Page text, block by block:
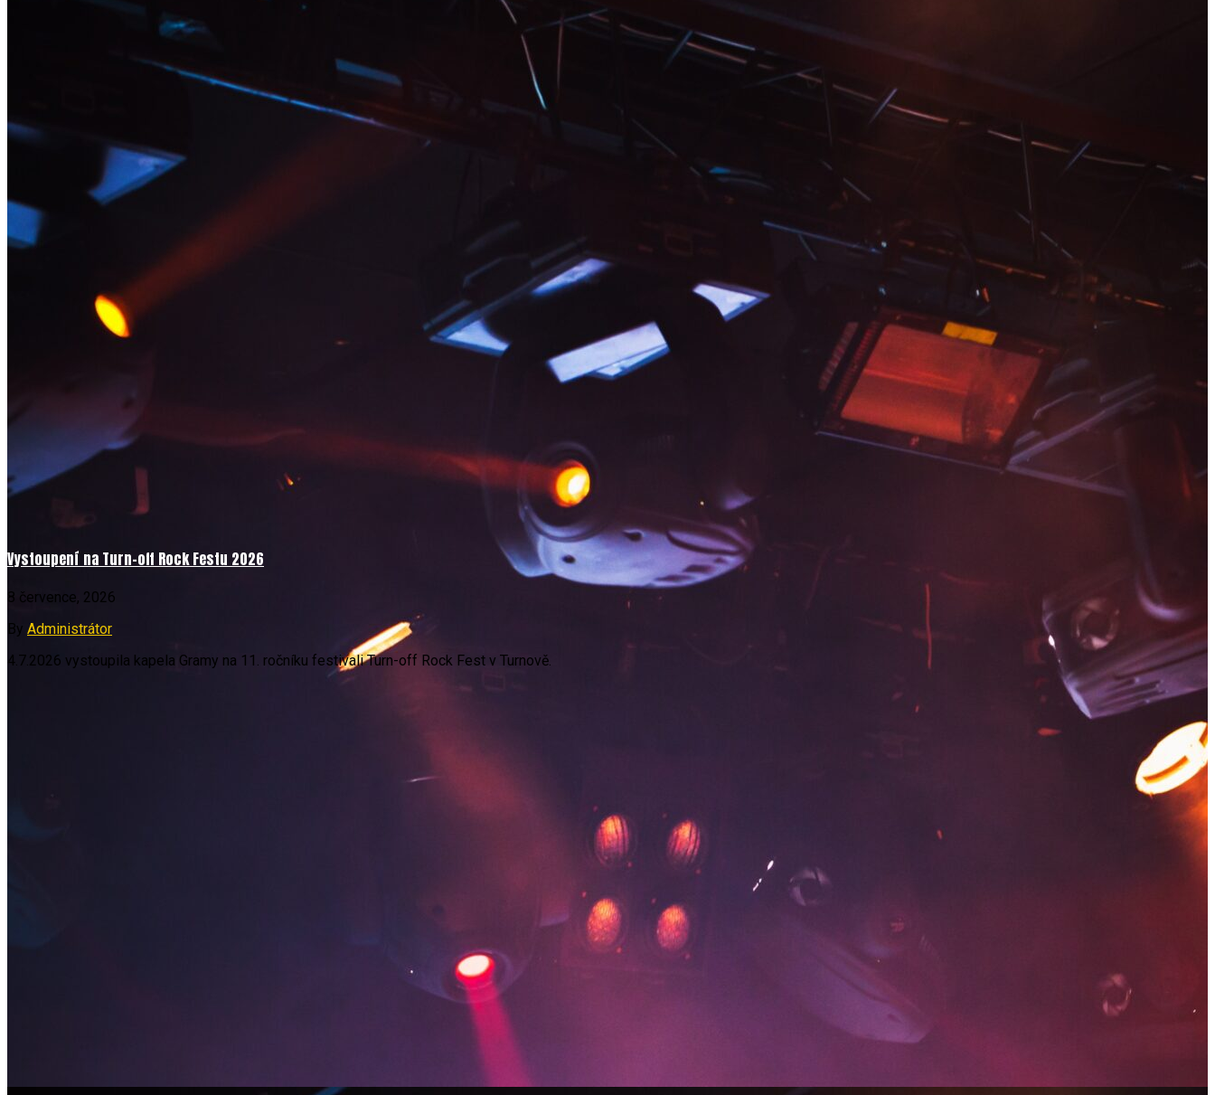
Vystoupení na Turn-off Rock Festu 2026
8 července, 2026
By Administrátor
4.7.2026 vystoupila kapela Gramy na 11. ročníku festivali Turn-off Rock Fest v Turnově.